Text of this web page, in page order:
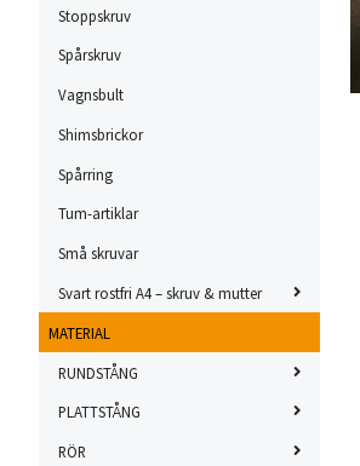
Stoppskruv
Spårskruv
Vagnsbult
Shimsbrickor
Spårring
Tum-artiklar
Små skruvar
Svart rostfri A4 – skruv & mutter
MATERIAL
RUNDSTÅNG
PLATTSTÅNG
RÖR